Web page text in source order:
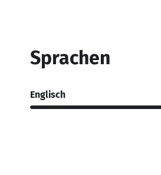
Sprachen
Englisch